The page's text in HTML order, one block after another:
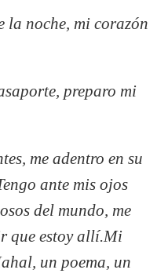
la noche, mi corazón
preparo mi
me adentro en su
ante mis ojos
del mundo, me
que estoy allí.Mi
un poema, un